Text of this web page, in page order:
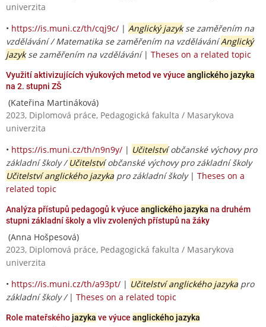
univerzita
• https://is.muni.cz/th/cqj9c/ | Anglický jazykse zaměřením na
vzdělávání / Matematika se zaměřením na vzděláváníAnglický
jazykse zaměřením na vzdělávání| Theses on a related topic
Využití aktivizujících výukových metod ve výuce anglického jazyka
na 2. stupni ZŠ
(Kateřina Martináková)
2023, Diplomová práce, Pedagogická fakulta / Masarykova
univerzita
• https://is.muni.cz/th/n9n9y/ | Učitelstvíobčanské výchovy pro
základní školy /Učitelstvíobčanské výchovy pro základní školy
Učitelství anglického jazyka pro základní školy| Theses on a
related topic
Analýza přístupů pedagogů k výuce anglického jazyka na druhém
stupni základní školy a vliv zvolených přístupů na žáky
(Anna Hošpesová)
2023, Diplomová práce, Pedagogická fakulta / Masarykova
univerzita
• https://is.muni.cz/th/a93pt/ | Učitelství anglického jazyka pro
základní školy / | Theses on a related topic
Role mateřského jazyka ve výuce anglického jazyka